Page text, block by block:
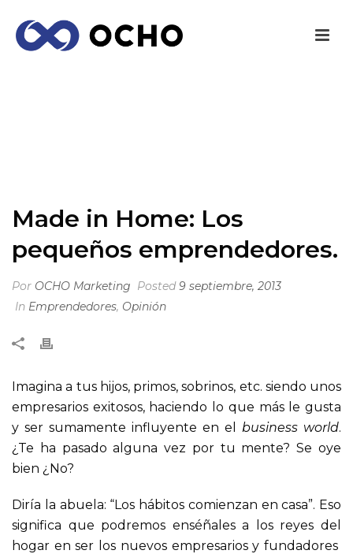
Made in Home: Los
pequeños emprendedores.
Por OCHO Marketing Posted9 septiembre, 2013
In Emprendedores, Opinión
Imagina a tus hijos, primos, sobrinos, etc. siendo unos
empresarios exitosos, haciendo lo que más le gusta
y ser sumamente influyente en el business world.
¿Te ha pasado alguna vez por tu mente? Se oye
bien ¿No?
Diría la abuela: “Los hábitos comienzan en casa”. Eso
significa que podremos enséñales a los reyes del
hogar en ser los nuevos empresarios y fundadores